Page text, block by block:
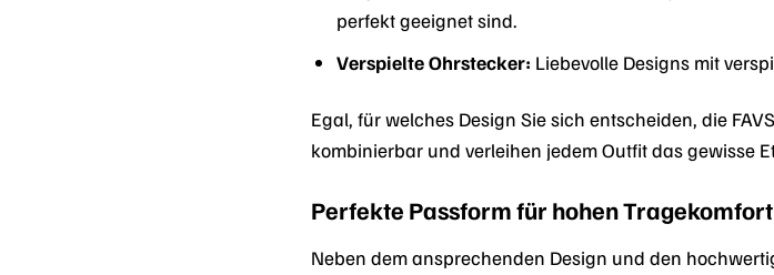
perfekt geeignet sind.
Verspielte Ohrstecker: Liebevolle Designs mit
Egal, für welches Design Sie sich entscheiden, die
kombinierbar und verleihen jedem Outfit das gewisse
Perfekte Passform für hohen Tragekomfort
Neben dem ansprechenden Design und den